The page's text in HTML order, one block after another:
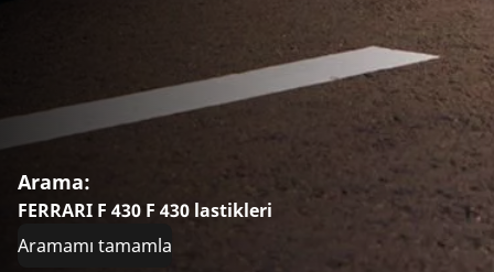
Arama:
FERRARI F 430 F 430 lastikleri
Aramamı tamamla